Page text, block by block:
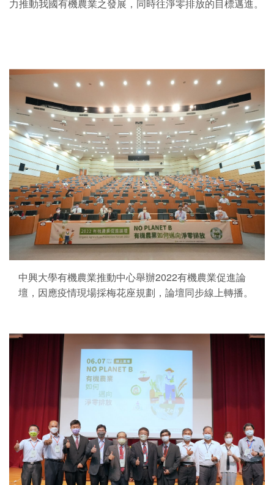
力推動我國有機農業之發展，同時往淨零排放的目標邁進。
中興大學有機農業推動中心舉辦2022有機農業促進論
壇，因應疫情現場採梅花座規劃，論壇同步線上轉播。